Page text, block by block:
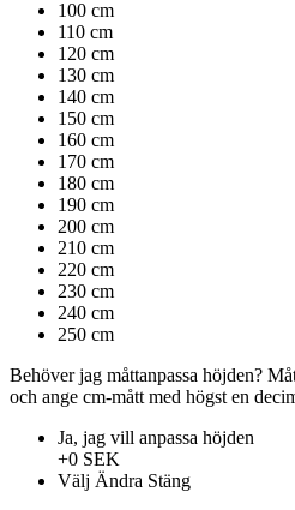
100 cm
110 cm
120 cm
130 cm
140 cm
150 cm
160 cm
170 cm
180 cm
190 cm
200 cm
210 cm
220 cm
230 cm
240 cm
250 cm
Behöver jag måttanpassa höjden?
och ange cm-mått med högst en
Ja, jag vill anpassa höjden
+0 SEK
Välj Ändra Stäng